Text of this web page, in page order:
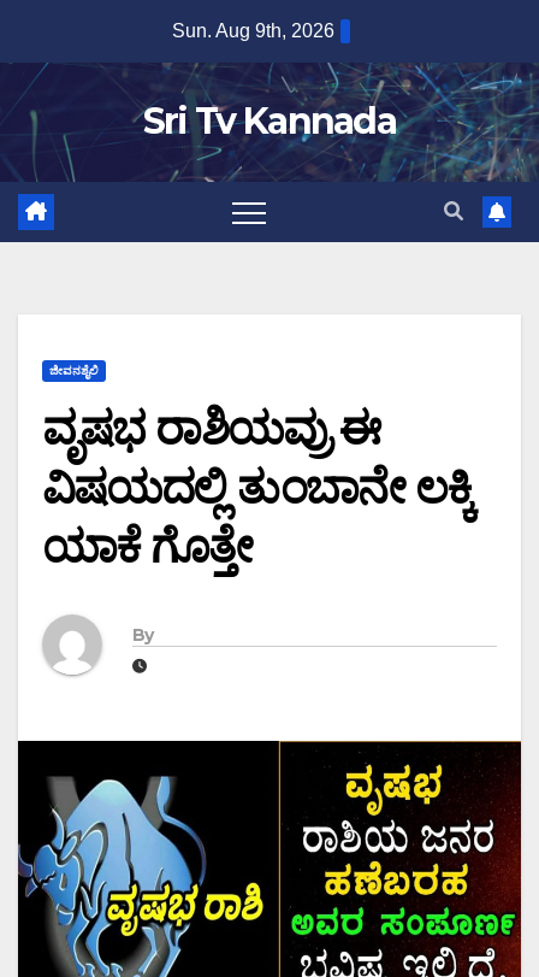
content
Sun. Aug 9th, 2026
Sri Tv Kannada
ಜೀವನಶೈಲಿ
ವೃಷಭ ರಾಶಿಯವ್ರು ಈ
ವಿಷಯದಲ್ಲಿ ತುಂಬಾನೇ ಲಕ್ಕಿ
ಯಾಕೆ ಗೊತ್ತೇ
By